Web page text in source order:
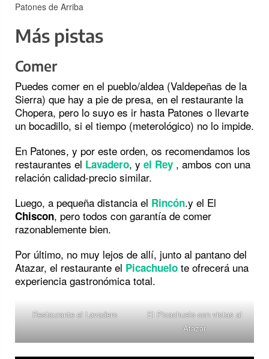
Patones de Arriba
Más pistas
Comer
Puedes comer en el pueblo/aldea (Valdepeñas de la
Sierra) que hay a pie de presa, en el restaurante la
Chopera, pero lo suyo es ir hasta Patones o llevarte
un bocadillo, si el tiempo (meterológico) no lo impide.
En Patones, y por este orden, os recomendamos los
restaurantes el Lavadero, y el Rey , ambos con una
relación calidad-precio similar.
Luego, a pequeña distancia el Rincón.y el El
Chiscon, pero todos con garantía de comer
razonablemente bien.
Por último, no muy lejos de allí, junto al pantano del
Atazar, el restaurante el Picachuelo te ofrecerá una
experiencia gastronómica total.
Restaurante el Lavadero
El Picachuelo con vistas al
Atazar